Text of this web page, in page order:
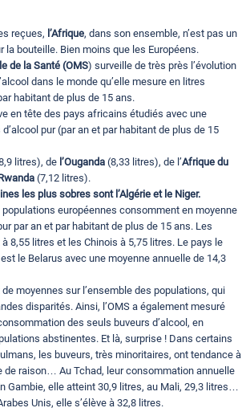
reçues, l’Afrique, dans son ensemble, n’est pas un
la bouteille. Bien moins que les Européens.
de la Santé (OMS) surveille de très près l’évolution
dans le monde qu’elle mesure en litres
habitant de plus de 15 ans.
en tête des pays africains étudiés avec une
pur (par an et par habitant de plus de 15
litres), de l’Ouganda (8,33 litres), de l’Afrique du
(7,12 litres).
les plus sobres sont l’Algérie et le Niger.
européennes consomment en moyenne
par an et par habitant de plus de 15 ans. Les
8,55 litres et les Chinois à 5,75 litres. Le pays le
le Belarus avec une moyenne annuelle de 14,3
moyennes sur l’ensemble des populations, qui
disparités. Ainsi, l’OMS a également mesuré
des seuls buveurs d’alcool, en
abstinentes. Et là, surprise ! Dans certains
les buveurs, très minoritaires, ont tendance à
de raison… Au Tchad, leur consommation annuelle
Gambie, elle atteint 30,9 litres, au Mali, 29,3 litres…
Unis, elle s’élève à 32,8 litres.